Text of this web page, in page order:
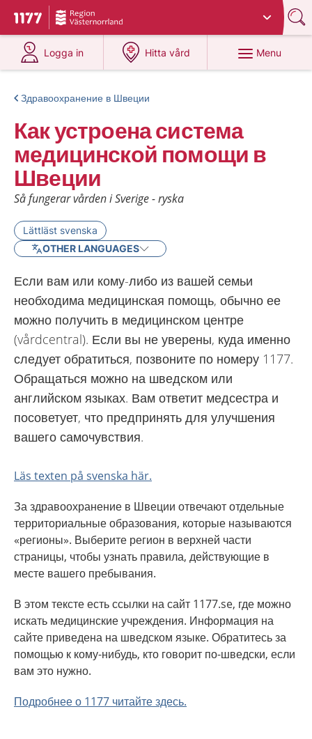
To start page for 1177
Du har valt region
Logga in
at 1177.se
Hitta vård
at 1177.se
Menu
Здравоохранение в Швеции
Как устроена система
медицинской помощи в
Швеции
Så fungerar vården i Sverige - ryska
Lättläst svenska
OTHER LANGUAGES
Если вам или кому-либо из вашей семьи
необходима медицинская помощь, обычно ее
можно получить в медицинском центре
(vårdcentral). Если вы не уверены, куда именно
следует обратиться, позвоните по номеру 1177.
Обращаться можно на шведском или
английском языках. Вам ответит медсестра и
посоветует, что предпринять для улучшения
вашего самочувствия.
Läs texten på svenska här.
За здравоохранение в Швеции отвечают отдельные
территориальные образования, которые называются
«регионы». Выберите регион в верхней части
страницы, чтобы узнать правила, действующие в
месте вашего пребывания.
В этом тексте есть ссылки на сайт 1177.se, где можно
искать медицинские учреждения. Информация на
сайте приведена на шведском языке. Обратитесь за
помощью к кому-нибудь, кто говорит по-шведски, если
вам это нужно.
Подробнее о 1177 читайте здесь.